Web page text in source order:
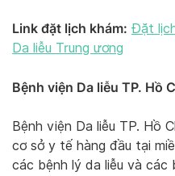
Link đặt lịch khám: Đặt
Da liễu Trung ương
Bệnh viện Da liễu TP. Hồ
Bệnh viện Da liễu TP. Hồ
cơ sở y tế hàng đầu tại
các bệnh lý da liễu và các